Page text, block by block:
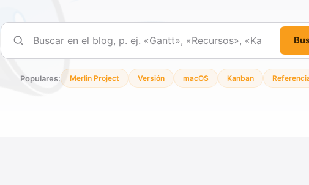
Buscar
Populares: Merlin Project Versión macOS Kanban